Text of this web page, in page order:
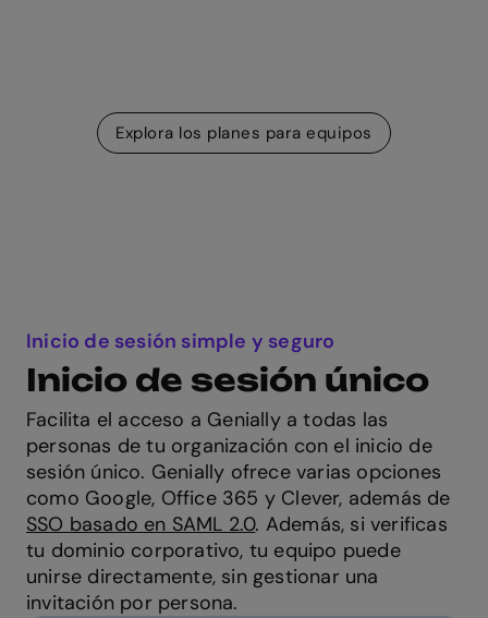
Explora los planes para equipos
Inicio de sesión simple y seguro
Inicio de sesión único
Facilita el acceso a Genially a todas las
personas de tu organización con el inicio de
sesión único. Genially ofrece varias opciones
como Google, Office 365 y Clever, además de
SSO basado en SAML 2.0. Además, si verificas
tu dominio corporativo, tu equipo puede
unirse directamente, sin gestionar una
invitación por persona.